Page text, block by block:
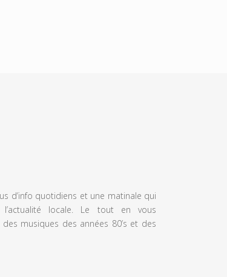
d’info quotidiens et une matinale qui
locale. Le tout en vous
musiques des années 80’s et des